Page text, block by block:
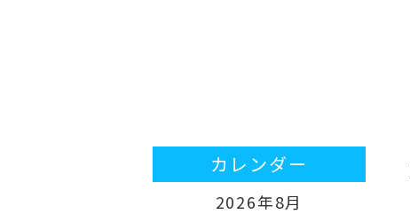
カレンダー
2026年8月